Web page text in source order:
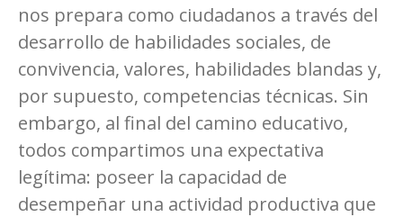
nos prepara como ciudadanos a través del
desarrollo de habilidades sociales, de
convivencia, valores, habilidades blandas y,
por supuesto, competencias técnicas. Sin
embargo, al final del camino educativo,
todos compartimos una expectativa
legítima: poseer la capacidad de
desempeñar una actividad productiva que